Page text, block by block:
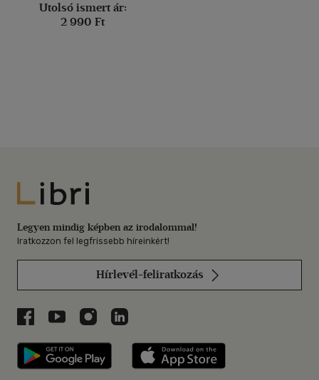
Utolsó ismert ár:
2 990 Ft
Libri
Legyen mindig képben az irodalommal!
Iratkozzon fel legfrissebb híreinkért!
Hírlevél-feliratkozás
Libri a Facebookon
Libri a Youtube-on
Libri az Instagramon
Libri a LinkedInen
Libri applikáció Szerezd meg: Google